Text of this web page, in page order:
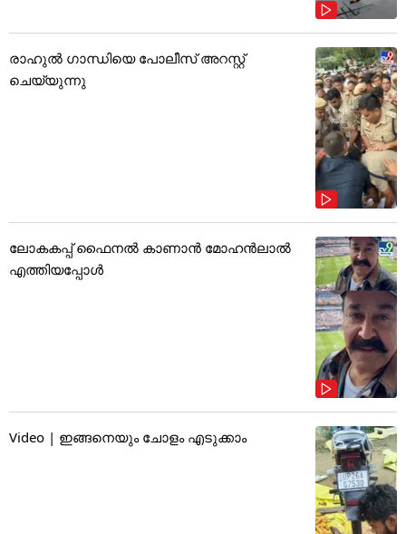
രാഹുൽ ഗാന്ധിയെ പോലീസ് അറസ്റ്റ്
ചെയ്യുന്നു
ലോകകപ്പ് ഫൈനൽ കാണാൻ മോഹൻലാൽ
എത്തിയപ്പോൾ
Video | ഇങ്ങനെയും ചോളം എടുക്കാം